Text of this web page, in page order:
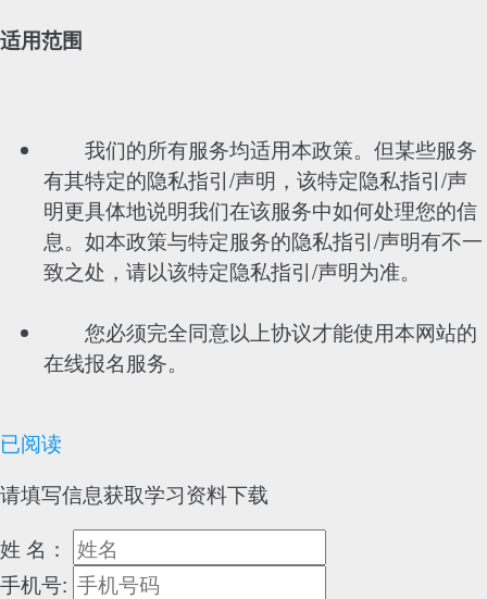
适用范围
我们的所有服务均适用本政策。但某些服务
有其特定的隐私指引/声明，该特定隐私指引/声
明更具体地说明我们在该服务中如何处理您的信
息。如本政策与特定服务的隐私指引/声明有不一
致之处，请以该特定隐私指引/声明为准。
您必须完全同意以上协议才能使用本网站的
在线报名服务。
已阅读
请填写信息获取学习资料下载
姓 名：
手机号: